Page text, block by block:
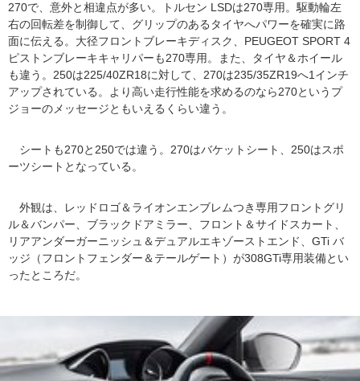
270で、意外と相違点が多い。トルセン LSDは270専用。駆動輪左
右の回転差を制御して、グリップのあるタイヤへパワーを確実に路
面に伝える。大径フロントブレーキディスク、PEUGEOT SPORT 4
ピストンブレーキキャリパーも270専用。また、タイヤ＆ホイール
も違う。250は225/40ZR18に対して、270は235/35ZR19へ1インチ
アップされている。より高い走行性能を求めるのなら270というプ
ジョーのメッセージともいえるくらい違う。
シートも270と250では違う。270はバケットシート、250はスポ
ーツシートとなっている。
外観は、レッドロゴ＆ライオンエンブレムつき専用フロントグリ
ル＆バンパー、ブラックドアミラー、フロント＆サイドスカート、
リアアンダーガーニッシュ＆デュアルエキゾーストエンド、GTi バ
ッジ（フロントフェンダー＆テールゲート）が308GTi専用装備とい
ったところだ。